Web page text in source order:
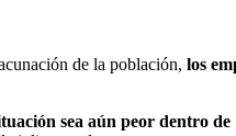
de la población, los
sea aún peor dentro de